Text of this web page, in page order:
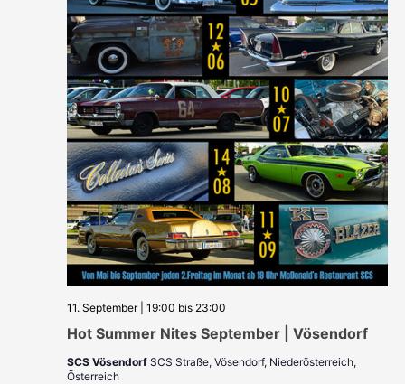
Hot Summer Nites September | Vösendorf
11. September | 19:00 bis 23:00
SCS Vösendorf SCS Straße, Vösendorf, Niederösterreich,
Österreich